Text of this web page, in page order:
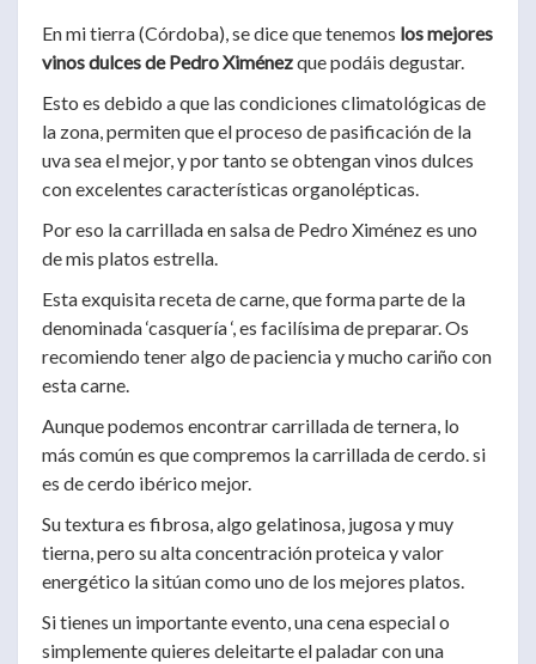
En mi tierra (Córdoba), se dice que tenemos los mejores
vinos dulces de Pedro Ximénezque podáis degustar.
Esto es debido a que las condiciones climatológicas de
la zona, permiten que el proceso de pasificación de la
uva sea el mejor, y por tanto se obtengan vinos dulces
con excelentes características organolépticas.
Por eso la carrillada en salsa de Pedro Ximénez es uno
de mis platos estrella.
Esta exquisita receta de carne, que forma parte de la
denominada ‘casquería ‘, es facilísima de preparar. Os
recomiendo tener algo de paciencia y mucho cariño con
esta carne.
Aunque podemos encontrar carrillada de ternera, lo
más común es que compremos la carrillada de cerdo. si
es de cerdo ibérico mejor.
Su textura es fibrosa, algo gelatinosa, jugosa y muy
tierna, pero su alta concentración proteica y valor
energético la sitúan como uno de los mejores platos.
Si tienes un importante evento, una cena especial o
simplemente quieres deleitarte el paladar con una